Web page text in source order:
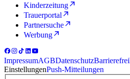
Kinderzeitung
Trauerportal
Partnersuche
Werbung
ImpressumAGBDatenschutz
EinstellungenPush-Mitteilungen